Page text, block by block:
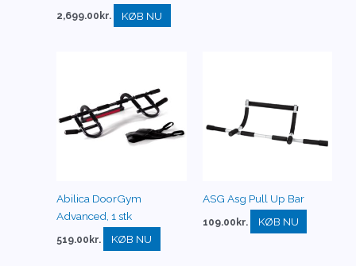
2,699.00 kr. KØB NU
Abilica DoorGym
Advanced, 1 stk
519.00 kr. KØB NU
ASG Asg Pull Up Bar
109.00 kr. KØB NU